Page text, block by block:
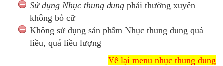
Sử dụng Nhục thung dung phải thường xuyên
không bỏ cữ
Không sử dụng sản phẩm Nhục thung dung quá
liều, quá liều lượng
Về lại menu nhục thung dung